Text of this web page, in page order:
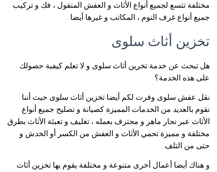
مختلفة تتسع لجميع أنواع الأثاث و العفش المنقول ، فك و تركيب
جميع أنواع غرف النوم ، المكاتب و غيرها أيضا .
تخزين أثاث سلوى
هل تبحث عن خدمة تخرين أثاث سلوى و لا تعلم كيفية حصولك
على هذه الخدمة؟
نقل عفش سلوى وفرت لكم أيضا تخزين أثاث سلوى حيث أننا
نقوم بالعديد من الخدمات المميزة كصيانة و تصليح جميع أنواع
الأثاث عبر نجار ماهر و محترف بعمله ، تغليف و تعبئة الأثاث بطرق
مختلفة و مميزة تحمي الأثاث و العفش من الكسر أو الخدش و
حتى من التلف .
و هناك أيضا أعمال أخرى متنوعة و مختلفة يقوم بها تخزين أثاث